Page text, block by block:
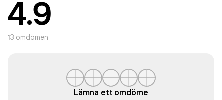
4.9
13 omdömen
Lämna ett omdöme